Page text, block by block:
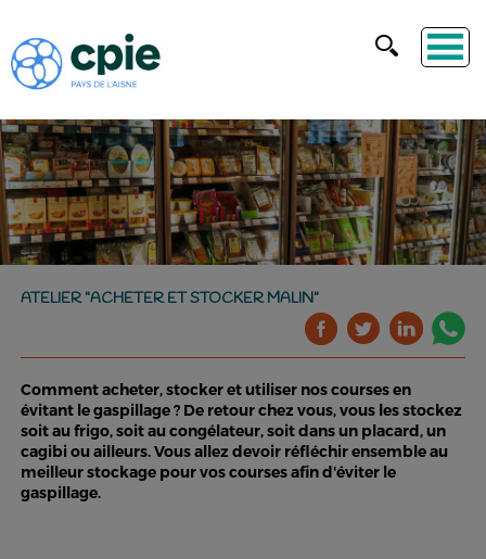
ATELIER "ACHETER ET STOCKER MALIN"
Comment acheter, stocker et utiliser nos courses en
évitant le gaspillage ? De retour chez vous, vous les stockez
soit au frigo, soit au congélateur, soit dans un placard, un
cagibi ou ailleurs. Vous allez devoir réfléchir ensemble au
meilleur stockage pour vos courses afin d'éviter le
gaspillage.